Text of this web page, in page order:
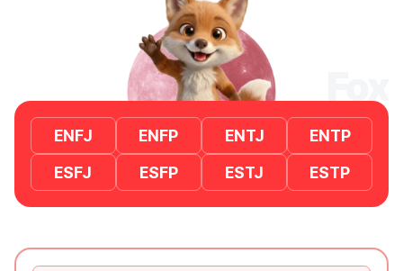
ENFJ ENFP ENTJ
ENTP
ESFJ
ESFP ESTJ ESTP